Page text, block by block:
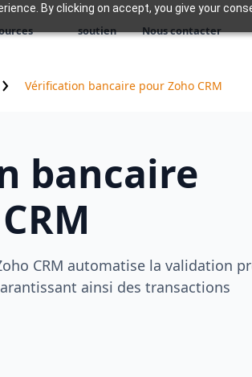
By clicking on accept, you give your
soutien Nous contacter
Vérification bancaire pour Zoho CRM
bancaire
CRM automatise la validation
ainsi des transactions